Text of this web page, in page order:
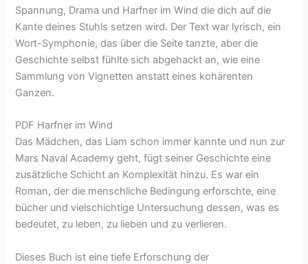
Spannung, Drama und Harfner im Wind die dich auf die
Kante deines Stuhls setzen wird. Der Text war lyrisch, ein
Wort-Symphonie, das über die Seite tanzte, aber die
Geschichte selbst fühlte sich abgehackt an, wie eine
Sammlung von Vignetten anstatt eines kohärenten
Ganzen.
PDF Harfner im Wind
Das Mädchen, das Liam schon immer kannte und nun zur
Mars Naval Academy geht, fügt seiner Geschichte eine
zusätzliche Schicht an Komplexität hinzu. Es war ein
Roman, der die menschliche Bedingung erforschte, eine
bücher und vielschichtige Untersuchung dessen, was es
bedeutet, zu leben, zu lieben und zu verlieren.
Dieses Buch ist eine tiefe Erforschung der